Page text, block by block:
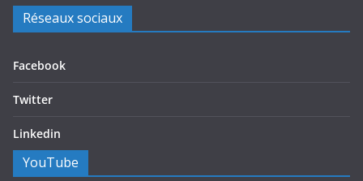
Réseaux sociaux
Facebook
Twitter
Linkedin
YouTube